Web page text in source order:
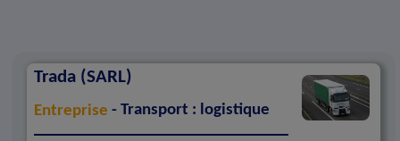
Trada (SARL)
Entreprise - Transport : logistique